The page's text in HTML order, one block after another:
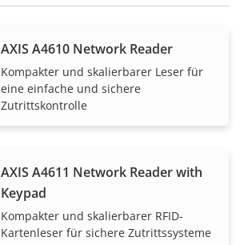
AXIS A4610 Network Reader
Kompakter und skalierbarer Leser für
eine einfache und sichere
Zutrittskontrolle
AXIS A4611 Network Reader with
Keypad
Kompakter und skalierbarer RFID-
Kartenleser für sichere Zutrittssysteme